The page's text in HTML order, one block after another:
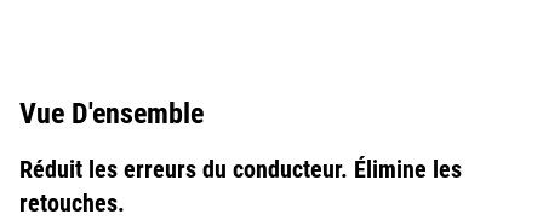
Vue D'ensemble
Réduit les erreurs du conducteur. Élimine les
retouches.